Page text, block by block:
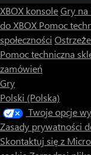
XBOX konsoleGry na
do XBOX Pomoc
społeczności
Pomoc techniczna
zamówień
Gry
Polski (Polska)
Twoje opcje
Zasady prywatności
Skontaktuj się z